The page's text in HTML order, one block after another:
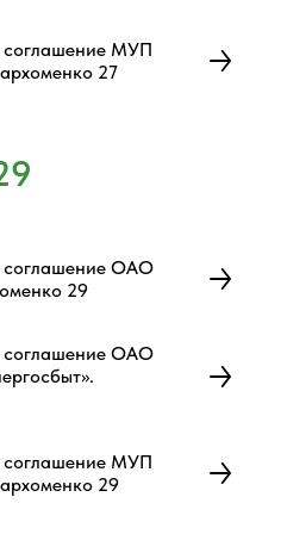
соглашение МУП
27
соглашение ОАО
29
соглашение ОАО
соглашение МУП
29